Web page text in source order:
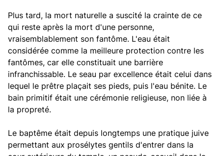
Plus tard, la mort naturelle a suscité la crainte de ce
qui reste après la mort d'une personne,
vraisemblablement son fantôme. L'eau était
considérée comme la meilleure protection contre les
fantômes, car elle constituait une barrière
infranchissable. Le seau par excellence était celui dans
lequel le prêtre plaçait ses pieds, puis l'eau bénite. Le
bain primitif était une cérémonie religieuse, non liée à
la propreté.
Le baptême était depuis longtemps une pratique juive
permettant aux prosélytes gentils d'entrer dans la